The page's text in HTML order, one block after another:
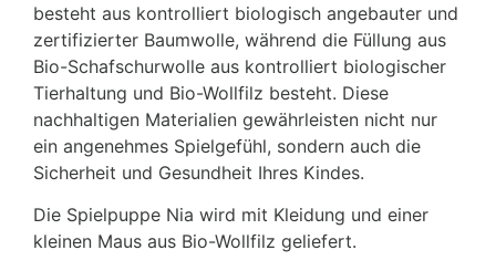
besteht aus kontrolliert biologisch angebauter und
zertifizierter Baumwolle, während die Füllung aus
Bio-Schafschurwolle aus kontrolliert biologischer
Tierhaltung und Bio-Wollfilz besteht. Diese
nachhaltigen Materialien gewährleisten nicht nur
ein angenehmes Spielgefühl, sondern auch die
Sicherheit und Gesundheit Ihres Kindes.
Die Spielpuppe Nia wird mit Kleidung und einer
kleinen Maus aus Bio-Wollfilz geliefert.